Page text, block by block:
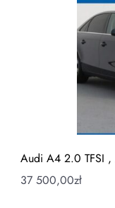
Audi A4 2.0 TFSI ,
37 500,00zł